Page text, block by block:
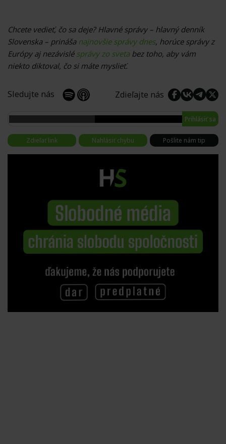
Chcete vedieť, čo sa deje? Hlavné správy – hlavný denník
Slovenska – prináša najnovšie správy dnes, horúce správy z
Európy aj nezávislé správy zo svetabez toho, aby vám
niekto diktoval, čo si máte myslieť.
Sledujte nás Zdieľajte nás
Prihlásiť sa
Zdieľať link Nahlásiť chybu Pošlite nám tip